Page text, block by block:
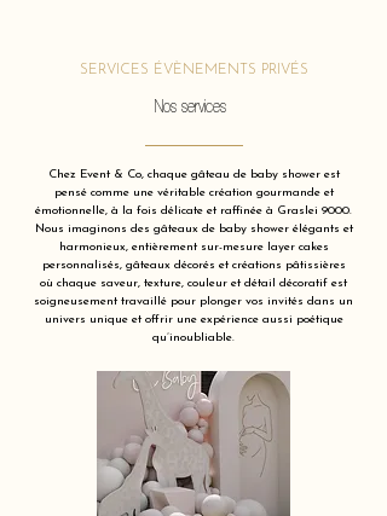
SERVICES ÉVÈNEMENTS PRIVÉS
Nos services
Chez Event & Co, chaque gâteau de baby shower est
pensé comme une véritable création gourmande et
émotionnelle, à la fois délicate et raffinée à Graslei 9000.
Nous imaginons des gâteaux de baby shower élégants et
harmonieux, entièrement sur-mesure layer cakes
personnalisés, gâteaux décorés et créations pâtissières
où chaque saveur, texture, couleur et détail décoratif est
soigneusement travaillé pour plonger vos invités dans un
univers unique et offrir une expérience aussi poétique
qu’inoubliable.